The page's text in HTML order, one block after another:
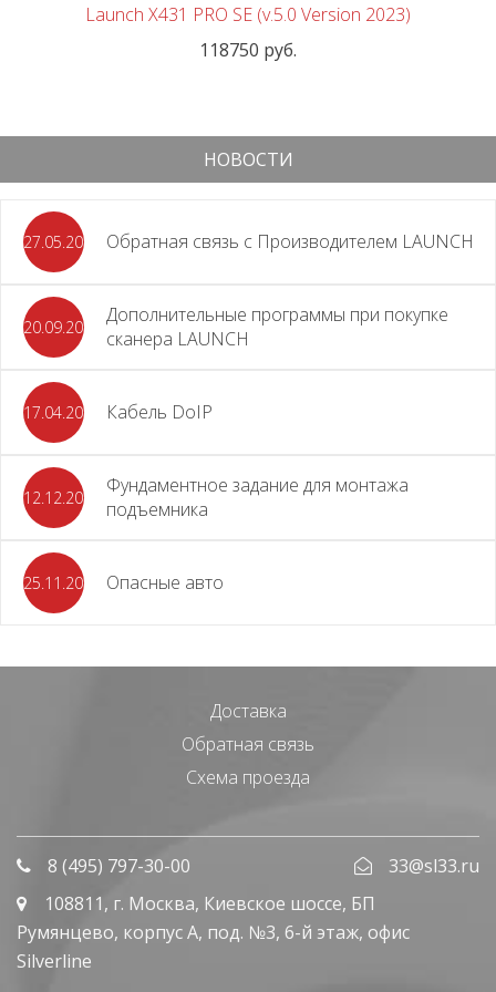
Launch X431 PRO SE (v.5.0 Version 2023)
118750 руб.
НОВОСТИ
27.05.2026 Обратная связь с Производителем LAUNCH
20.09.2025
Дополнительные программы при покупке
сканера LAUNCH
17.04.2024 Кабель DoIP
12.12.2023
Фундаментное задание для монтажа
подъемника
25.11.2023 Опасные авто
Доставка
Обратная связь
Схема проезда
8 (495) 797-30-00
33@sl33.ru
108811, г. Москва, Киевское шоссе, БП
Румянцево, корпус А, под. №3, 6-й этаж, офис
Silverline